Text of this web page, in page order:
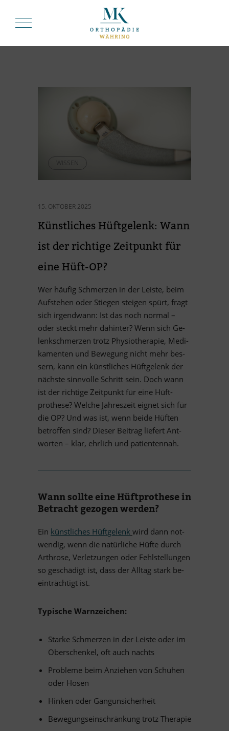
15. OKTOBER 2025
Künst­li­ches Hüft­ge­lenk: Wann
ist der rich­tige Zeit­punkt für
eine Hüft-OP?
Wer häu­fig Schmer­zen in der Leiste, beim
Auf­ste­hen oder Stie­gen stei­gen spürt, fragt
sich ir­gend­wann: Ist das noch nor­mal –
oder steckt mehr da­hin­ter? Wenn sich Ge­
lenk­schmer­zen trotz Phy­sio­the­ra­pie, Me­di­
ka­men­ten und Be­we­gung nicht mehr bes­
sern, kann ein künst­li­ches Hüft­ge­lenk der
nächste sinn­volle Schritt sein. Doch wann
ist der rich­tige Zeit­punkt für eine Hüft­
prothese? Wel­che Jah­res­zeit eig­net sich für
die OP? Und was ist, wenn beide Hüf­ten
be­trof­fen sind? Die­ser Bei­trag lie­fert Ant­
wor­ten – klar, ehr­lich und patientennah.
Wann sollte eine Hüft­prothese in
Be­tracht ge­zo­gen werden?
Ein künst­li­ches Hüft­ge­lenk wird dann not­
wen­dig, wenn die na­tür­li­che Hüfte durch
Ar­throse, Ver­let­zun­gen oder Fehl­stel­lun­gen
so ge­schä­digt ist, dass der All­tag stark be­
ein­träch­tigt ist.
Ty­pi­sche Warnzeichen:
Starke Schmer­zen in der Leiste oder im
Ober­schen­kel, oft auch nachts
Pro­bleme beim An­zie­hen von Schu­hen
oder Hosen
Hin­ken oder Gangunsicherheit
Be­we­gungs­ein­schrän­kung trotz Therapie